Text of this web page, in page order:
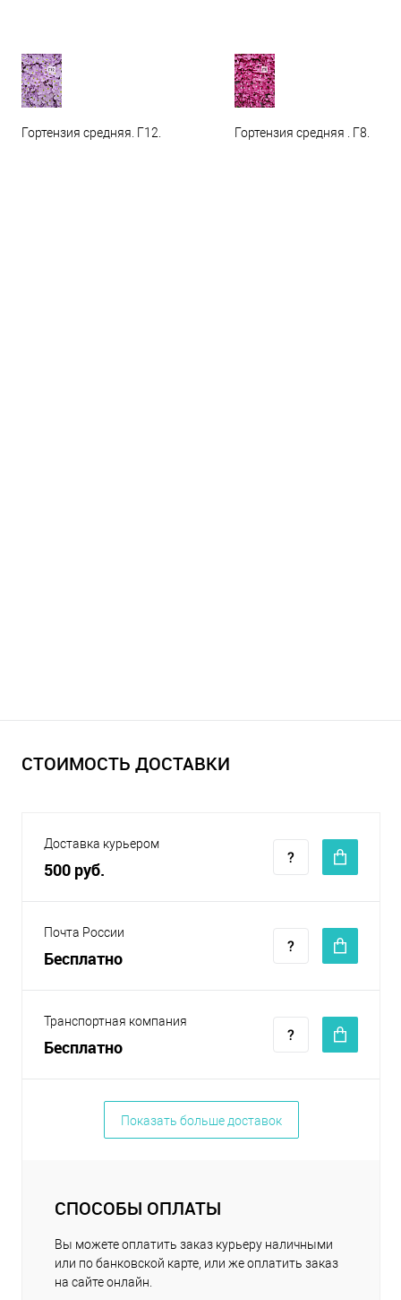
Гортензия средняя. Г12. Гортензия средняя . Г8.
СТОИМОСТЬ ДОСТАВКИ
Доставка курьером
500 руб.
Почта России
Бесплатно
Транспортная компания
Бесплатно
Показать больше доставок
СПОСОБЫ ОПЛАТЫ
Вы можете оплатить заказ курьеру наличными
или по банковской карте, или же оплатить заказ
на сайте онлайн.